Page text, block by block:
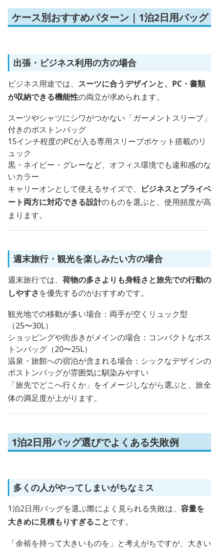
ケース別おすすめパターン｜1泊2日用バッグ
出張・ビジネス利用の方の場合
ビジネス用途では、 スーツに合うデザインと、PC・書類
が収納できる機能性の両立が求められます。
スーツやシャツにシワがつかない「ガーメントスリーブ」
付きのボストンバッグ
15インチ程度のPCが入る専用スリーブポケット搭載のリ
ュック
黒・ネイビー・グレーなど、オフィス環境でも違和感のな
いカラー
キャリーオンとして使えるサイズで、
ビジネスとプライベ
ート両方に対応できる設計のものを選ぶと、使用頻度が高
まります。
週末旅行・観光を楽しみたい方の場合
週末旅行では、 荷物の多さよりも身軽さと旅先での行動の
しやすさを優先するのがおすすめです。
観光地での移動が多い場合：両手が空くリュック型
（25〜30L）
ショッピングや街歩きがメインの場合：コンパクトなボス
トンバッグ（20〜25L）
温泉・旅館への宿泊が含まれる場合：シックなデザインの
ボストンバッグが雰囲気に馴染みやすい
「旅先でどこへ行くか」をイメージしながら選ぶと、旅全
体の満足度が上がります。
1泊2日用バッグ選びでよくある失敗例
多くの人がやってしまいがちなミス
1泊2日用バッグを選ぶ際によく見られる失敗は、 容量を
大きめに見積もりすぎることです。
「余裕を持って大きいものを」と考えがちですが、大きい